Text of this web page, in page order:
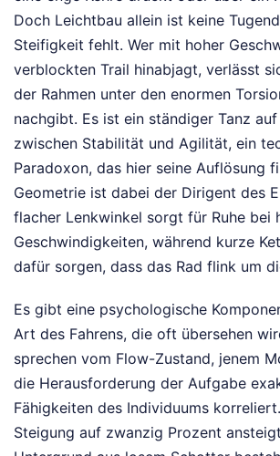
Doch Leichtbau allein ist keine
Steifigkeit fehlt. Wer mit hoher
verblockten Trail hinabjagt, verlässt
der Rahmen unter den enormen
nachgibt. Es ist ein ständiger Tanz
zwischen Stabilität und Agilität, ein
Paradoxon, das hier seine Auflösung
Geometrie ist dabei der Dirigent des
flacher Lenkwinkel sorgt für Ruhe bei
Geschwindigkeiten, während kurze
dafür sorgen, dass das Rad flink um
Es gibt eine psychologische
Art des Fahrens, die oft übersehen
sprechen vom Flow-Zustand, jenem
die Herausforderung der Aufgabe
Fähigkeiten des Individuums
Steigung auf zwanzig Prozent